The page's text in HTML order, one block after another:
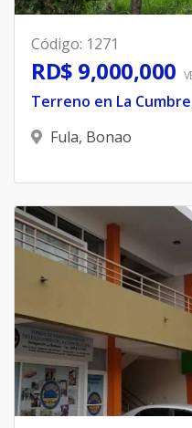
Código: 1271
RD$ 9,000,000
Terreno en La
Fula, Bonao